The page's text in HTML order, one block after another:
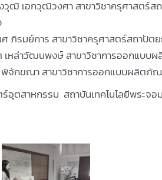
วุฒิ เอกวุฒิวงศา สาขาวิชาครุศาสตร์ส
ศ ภิรมย์การ สาขาวิชาครุศาสตร์สถาปั
เหล่าวัฒนพงษ์ สาขาวิชาการออกแบ
พิจักขณา สาขาวิชาการออกแบบผลิต
ตสาหกรรม สถาบันเทคโนโลยีพระจอ